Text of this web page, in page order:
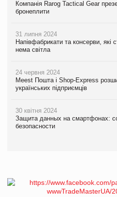
Компанія Rarog Tactical Gear
бронеплити
31 липня 2024
Напівфабрикати та консерви, які
нема світла
24 червня 2024
Meest Пошта і Shop-Express
українських підприємців
30 квітня 2024
Защита данных на смартфонах:
безопасности